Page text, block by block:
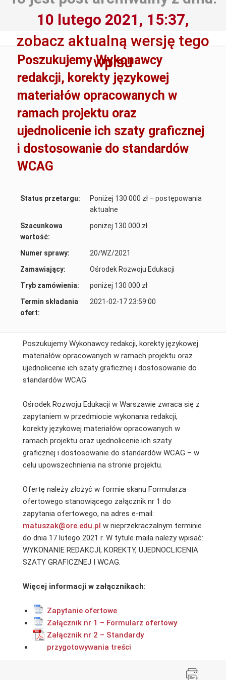
10 lutego 2021, 15:37,
zobacz aktualną wersję tego
wpisu
Poszukujemy Wykonawcy
redakcji, korekty językowej
materiałów opracowanych w
ramach projektu oraz
ujednolicenie ich szaty graficznej
i dostosowanie do standardów
WCAG
Status przetargu:
Poniżej 130 000 zł – postępowania
aktualne
Szacunkowa
wartość:
poniżej 130 000 zł
Numer sprawy:
20/WZ/2021
Zamawiający:
Ośrodek Rozwoju Edukacji
Tryb zamówienia:
poniżej 130 000 zł
Termin składania
ofert:
2021-02-17 23:59:00
Poszukujemy Wykonawcy redakcji, korekty językowej
materiałów opracowanych w ramach projektu oraz
ujednolicenie ich szaty graficznej i dostosowanie do
standardów WCAG
Ośrodek Rozwoju Edukacji w Warszawie zwraca się z
zapytaniem w przedmiocie wykonania redakcji,
korekty językowej materiałów opracowanych w
ramach projektu oraz ujednolicenie ich szaty
graficznej i dostosowanie do standardów WCAG – w
celu upowszechnienia na stronie projektu.
Ofertę należy złożyć w formie skanu Formularza
ofertowego stanowiącego załącznik nr 1 do
zapytania ofertowego, na adres e-mail:
matuszak@ore.edu.pl w nieprzekraczalnym terminie
do dnia 17 lutego 2021 r. W tytule maila należy wpisać:
WYKONANIE REDAKCJI, KOREKTY, UJEDNOCLICENIA
SZATY GRAFICZNEJ I WCAG.
Więcej informacji w załącznikach:
Zapytanie ofertowe
Załącznik nr 1 – Formularz ofertowy
Załącznik nr 2 – Standardy
przygotowywania treści